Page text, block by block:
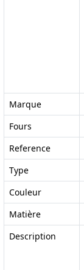
Marque
Fours
Reference
Type
Couleur
Matière
Description